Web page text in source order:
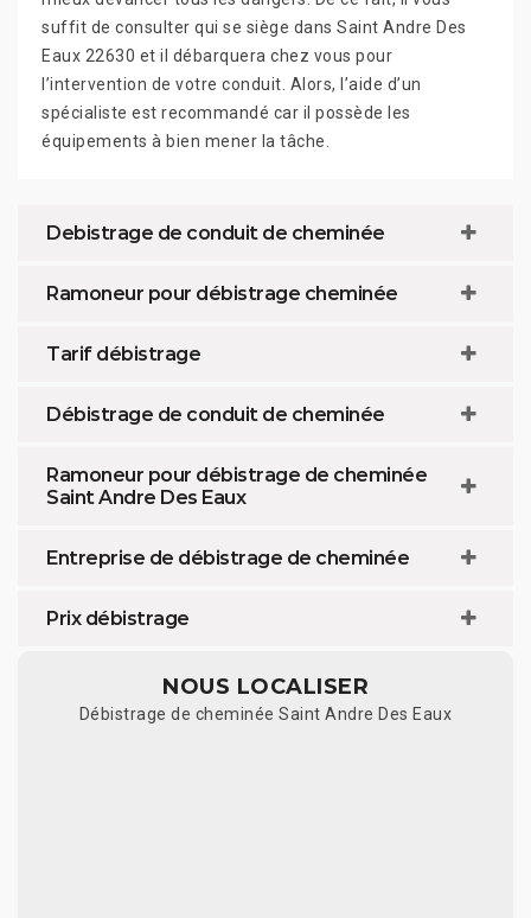
suffit de consulter qui se siège dans Saint Andre Des
Eaux 22630 et il débarquera chez vous pour
l’intervention de votre conduit. Alors, l’aide d’un
spécialiste est recommandé car il possède les
équipements à bien mener la tâche.
Debistrage de conduit de cheminée
Ramoneur pour débistrage cheminée
Tarif débistrage
Débistrage de conduit de cheminée
Ramoneur pour débistrage de cheminée
Saint Andre Des Eaux
Entreprise de débistrage de cheminée
Prix débistrage
NOUS LOCALISER
Débistrage de cheminée Saint Andre Des Eaux